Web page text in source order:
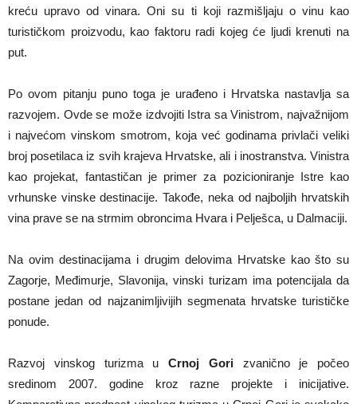
kreću upravo od vinara. Oni su ti koji razmišljaju o vinu kao
turističkom proizvodu, kao faktoru radi kojeg će ljudi krenuti na
put.
Po ovom pitanju puno toga je urađeno i Hrvatska nastavlja sa
razvojem. Ovde se može izdvojiti Istra sa Vinistrom, najvažnijom
i najvećom vinskom smotrom, koja već godinama privlači veliki
broj posetilaca iz svih krajeva Hrvatske, ali i inostranstva. Vinistra
kao projekat, fantastičan je primer za pozicioniranje Istre kao
vrhunske vinske destinacije. Takođe, neka od najboljih hrvatskih
vina prave se na strmim obroncima Hvara i Pelješca, u Dalmaciji.
Na ovim destinacijama i drugim delovima Hrvatske kao što su
Zagorje, Međimurje, Slavonija, vinski turizam ima potencijala da
postane jedan od najzanimljivijih segmenata hrvatske turističke
ponude.
Razvoj vinskog turizma u Crnoj Gorizvanično je počeo
sredinom 2007. godine kroz razne projekte i inicijative.